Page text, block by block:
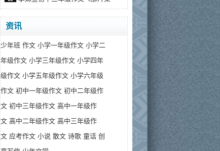
资讯
少年班 作文 小学一年级作文 小学二
年级作文 小学三年级作文 小学四年
级作文 小学五年级作文 小学六年级
作文 初中一年级作文 初中二年级作
文 初中三年级作文 高中一年级作
文 高中二年级作文 高中三年级作
文 应考作文 小说 散文 诗歌 童话 创